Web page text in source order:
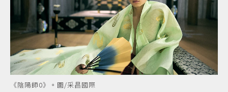
《陰陽師0》。圖/采昌國際